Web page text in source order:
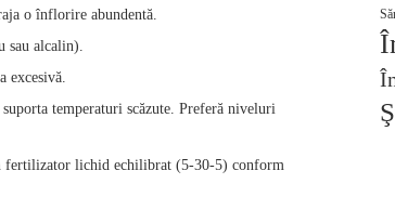
o înflorire abundentă.
sau alcalin).
excesivă.
temperaturi scăzute. Preferă niveluri
lichid echilibrat (5‑30‑5) conform